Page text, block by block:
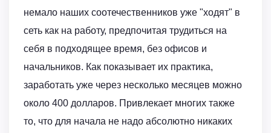
немало наших соотечественников уже "ходят" в
сеть как на работу, предпочитая трудиться на
себя в подходящее время, без офисов и
начальников. Как показывает их практика,
заработать уже через несколько месяцев можно
около 400 долларов. Привлекает многих также
то, что для начала не надо абсолютно никаких